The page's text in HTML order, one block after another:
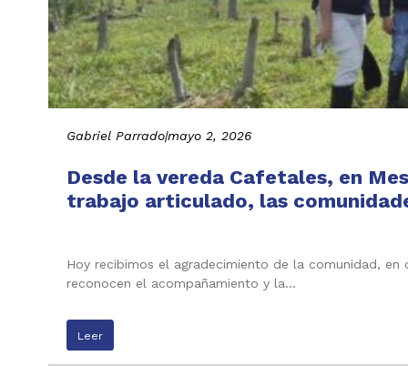
Gabriel Parrado|mayo 2, 2026
Desde la vereda Cafetales, en
trabajo articulado, las
Hoy recibimos el agradecimiento de la comunidad,
reconocen el acompañamiento y la…
Leer